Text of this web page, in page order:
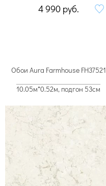
4 990 руб.
Обои Aura Farmhouse FH37521
10.05м*0.52м, подгон 53см